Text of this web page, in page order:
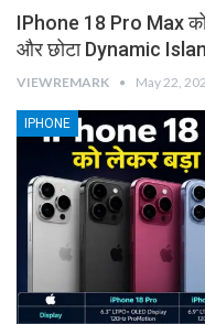
IPhone 18 Pro Max को
और छोटा Dynamic
VIEWREMARK May 22,
IPHONE